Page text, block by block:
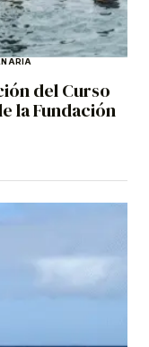
del Curso
la Fundación